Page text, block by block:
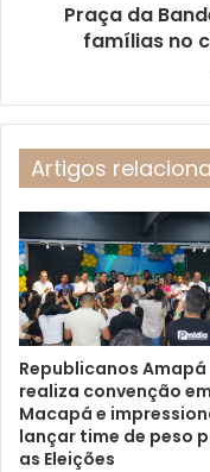
Praça da
famílias no
Artigos
Republicanos Amapá
realiza convenção em
Macapá e
lançar time de peso
as Eleições